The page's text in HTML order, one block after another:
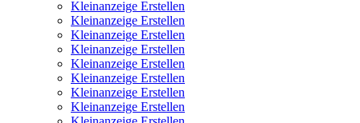
Kleinanzeige Erstellen
Kleinanzeige Erstellen
Kleinanzeige Erstellen
Kleinanzeige Erstellen
Kleinanzeige Erstellen
Kleinanzeige Erstellen
Kleinanzeige Erstellen
Kleinanzeige Erstellen